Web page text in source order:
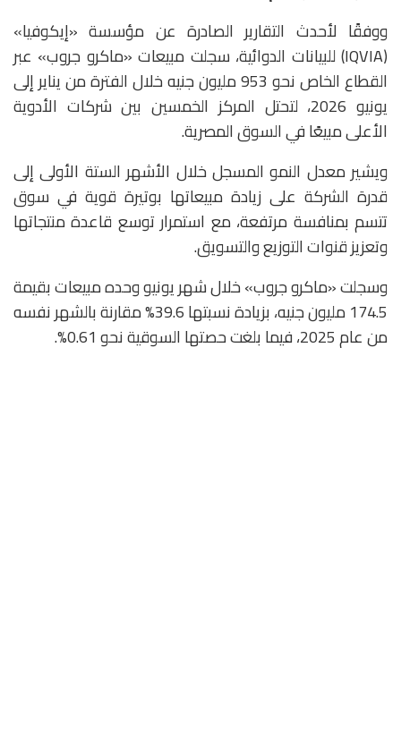
ووفقًا لأحدث التقارير الصادرة عن مؤسسة «إيكوفيا»
(IQVIA) للبيانات الدوائية، سجلت مبيعات «ماكرو جروب» عبر
القطاع الخاص نحو 953 مليون جنيه خلال الفترة من يناير إلى
يونيو 2026، لتحتل المركز الخمسين بين شركات الأدوية
الأعلى مبيعًا في السوق المصرية.
ويشير معدل النمو المسجل خلال الأشهر الستة الأولى إلى
قدرة الشركة على زيادة مبيعاتها بوتيرة قوية في سوق
تتسم بمنافسة مرتفعة، مع استمرار توسع قاعدة منتجاتها
وتعزيز قنوات التوزيع والتسويق.
وسجلت «ماكرو جروب» خلال شهر يونيو وحده مبيعات بقيمة
174.5 مليون جنيه، بزيادة نسبتها 39.6% مقارنة بالشهر نفسه
من عام 2025، فيما بلغت حصتها السوقية نحو 0.61%.